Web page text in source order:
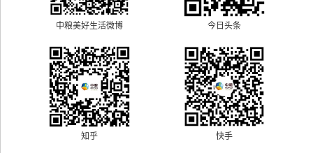
中粮美好生活微博 今日头条
知乎 快手